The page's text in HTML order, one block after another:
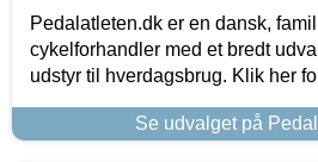
Pedalatleten.dk er en dansk,
cykelforhandler med et bredt
udstyr til hverdagsbrug. Klik her
Se udvalget på